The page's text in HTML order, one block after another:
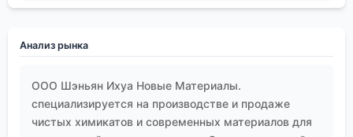
Анализ рынка
ООО Шэньян Ихуа Новые Материалы.
специализируется на производстве и продаже
чистых химикатов и современных материалов для